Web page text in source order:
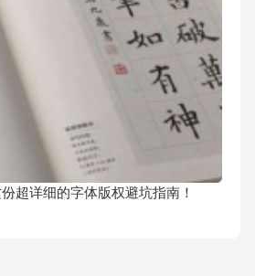
超详细的字体版权避坑指南！